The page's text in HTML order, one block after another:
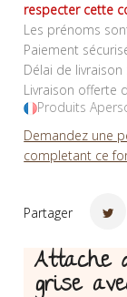
respecter cette
Les prénoms
Paiement
Délai de
Livraison offerte
Produits
Demandez une
completant ce
Partager
Attache
grise